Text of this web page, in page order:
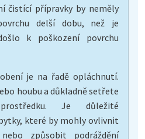
čistící přípravky by neměly
delší dobu, než je
k poškození povrchu
je na řadě opláchnutí.
houbu a důkladně setřete
Je důležité
které by mohly ovlivnit
způsobit podráždění